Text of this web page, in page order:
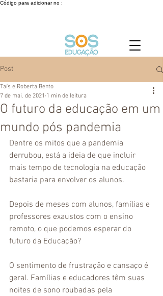
Código para adicionar no :
Post
O futuro da educação em um
mundo pós pandemia
Taís e Roberta Bento
7 de mai. de 2021 1 min de leitura
Dentre os mitos que a pandemia
derrubou, está a ideia de que incluir
mais tempo de tecnologia na educação
bastaria para envolver os alunos.
Depois de meses com alunos, famílias e
professores exaustos com o ensino
remoto, o que podemos esperar do
futuro da Educação?
O sentimento de frustração e cansaço é
geral. Famílias e educadores têm suas
noites de sono roubadas pela